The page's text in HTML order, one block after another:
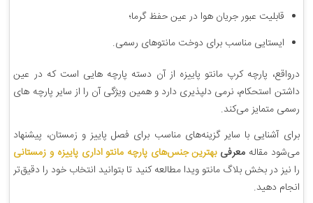
قابلیت عبور جریان هوا در عین حفظ گرما؛
ایستایی مناسب برای دوخت مانتوهای رسمی.
درواقع، پارچه کرپ مانتو پاییزه از آن دسته پارچه هایی است که در عین
داشتن استحکام، نرمی دلپذیری دارد و همین ویژگی آن را از سایر پارچه های
رسمی متمایز می‌کند.
برای آشنایی با سایر گزینه‌های مناسب برای فصل پاییز و زمستان، پیشنهاد
می‌شود مقاله معرفیبهترین جنس‌های پارچه مانتو اداری پاییزه و زمستانی
را نیز در بخش بلاگ مانتو ویدا مطالعه کنید تا بتوانید انتخاب خود را دقیق‌تر
انجام دهید.